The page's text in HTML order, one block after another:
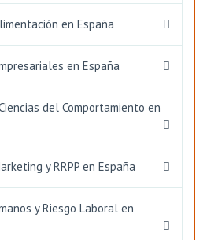
en España
en España
del Comportamiento en
y RRPP en España
y Riesgo Laboral en